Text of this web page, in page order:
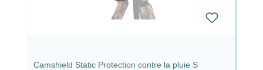
Camshield Static Protection contre la pluie S